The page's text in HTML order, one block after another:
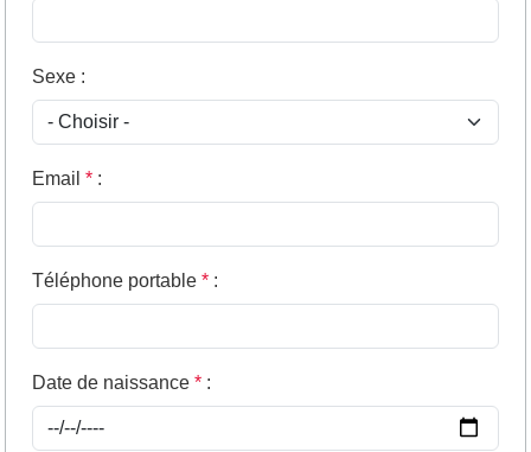
Sexe :
Email * :
Téléphone portable * :
Date de naissance * :